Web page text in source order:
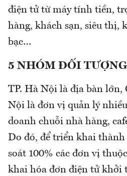
điện tử từ máy tính tiền,
hàng, khách sạn, siêu thị,
bạc…
5 NHÓM ĐỐI
TP. Hà Nội là địa bàn lớn,
Nội là đơn vị quản lý
doanh chuỗi nhà hàng,
Do đó, để triển khai thành
soát 100% các đơn vị
khai hóa đơn điện tử khởi